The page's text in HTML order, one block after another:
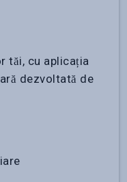
tăi, cu aplicația
dezvoltată de